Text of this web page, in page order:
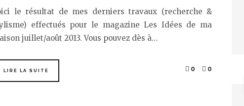
le résultat de mes derniers travaux (recherche &
effectués pour le magazine Les Idées de ma
juillet/août 2013. Vous pouvez dès à…
LIRE LA SUITE 0 0